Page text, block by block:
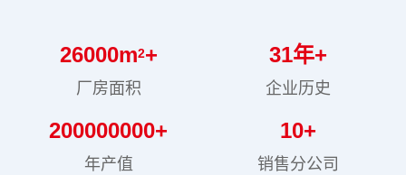
26000m2+
厂房面积
31年+
企业历史
200000000+
年产值
10+
销售分公司